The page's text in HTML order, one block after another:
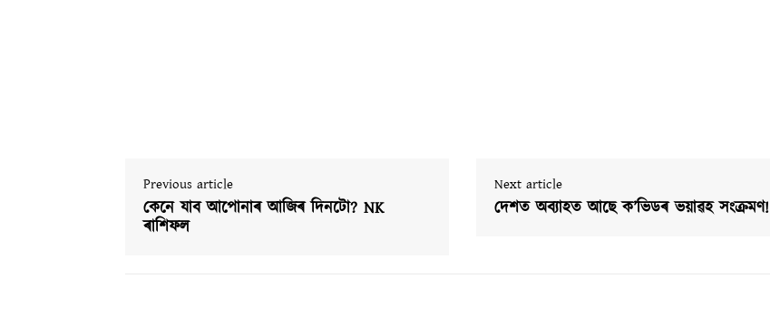
Previous article
কেনে যাব আপোনাৰ আজিৰ দিনটো? NK
ৰাশিফল
Next article
দেশত অব্যাহত আছে ক’ভিডৰ ভয়াৱহ সংক্ৰমণ!